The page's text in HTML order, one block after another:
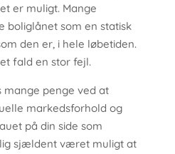
er muligt. Mange
boliglånet som en statisk
den er, i hele løbetiden.
fald en stor fejl.
mange penge ved at
markedsforhold og
på din side som
sjældent været muligt at